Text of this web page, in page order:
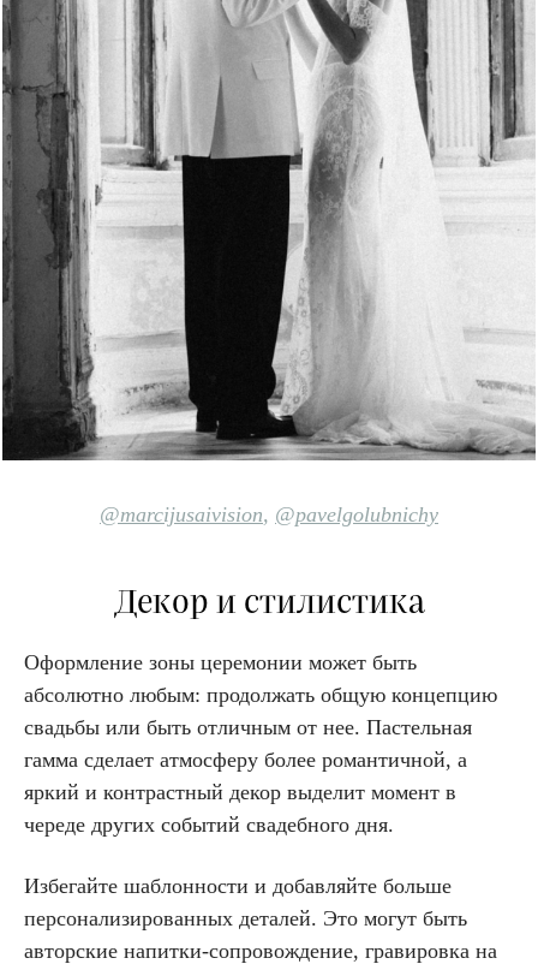
@marcijusaivision, @pavelgolubnichy
Декор и стилистика
Оформление зоны церемонии может быть
абсолютно любым: продолжать общую концепцию
свадьбы или быть отличным от нее. Пастельная
гамма сделает атмосферу более романтичной, а
яркий и контрастный декор выделит момент в
череде других событий свадебного дня.
Избегайте шаблонности и добавляйте больше
персонализированных деталей. Это могут быть
авторские напитки-сопровождение, гравировка на